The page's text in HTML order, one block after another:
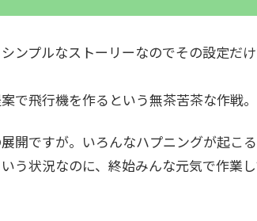
ンプルなストーリーなのでその設定だ
で飛行機を作るという無茶苦茶な作戦。
開ですが。いろんなハプニングが起こ
う状況なのに、終始みんな元気で作業